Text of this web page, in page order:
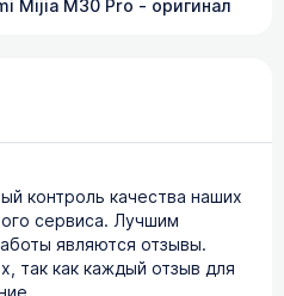
Mijia M30 Pro - оригинал
контроль качества наших
сервиса. Лучшим
являются отзывы.
так как каждый отзыв для